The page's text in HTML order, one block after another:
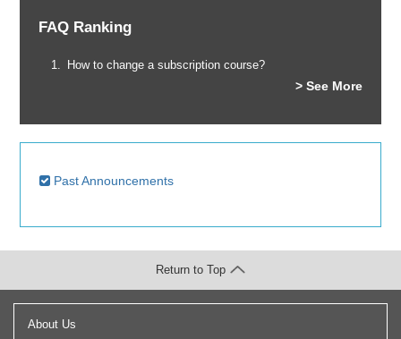
FAQ Ranking
How to change a subscription course?
> See More
Past Announcements
About Us
Return to Top